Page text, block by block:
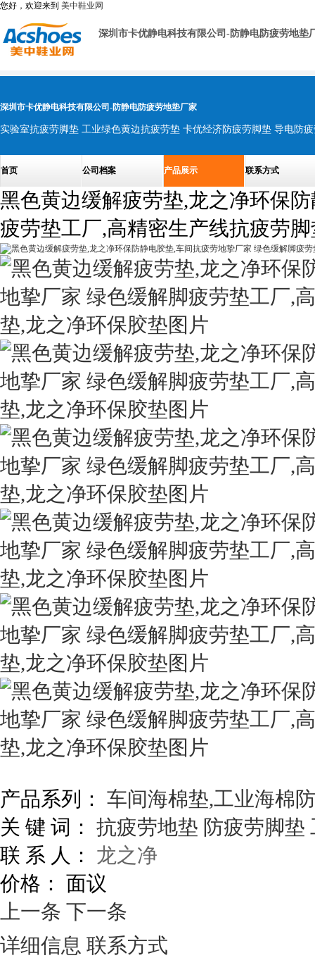
您好，欢迎来到 美中鞋业网
深圳市卡优静电科技有限公司-防静电防疲劳地垫
深圳市卡优静电科技有限公司-防静电防疲劳地垫厂家
首页 公司档案 产品展示 联系方式
黑色黄边缓解疲劳垫,龙之净环保
疲劳垫工厂,高精密生产线抗疲劳
产品系列： 车间海棉垫,工业海棉
关 键 词： 抗疲劳地垫 防疲劳脚垫
联 系 人：
龙之净
价格： 面议
上一条 下一条
详细信息 联系方式